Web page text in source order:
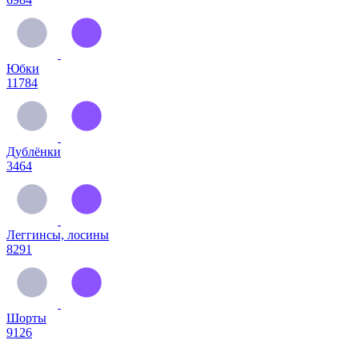
Юбки
11784
Дублёнки
3464
Леггинсы, лосины
8291
Шорты
9126